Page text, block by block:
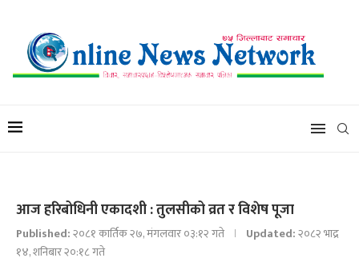
आज हरिबोधिनी एकादशी : तुलसीको व्रत र विशेष पूजा
Published:२०८१ कार्तिक २७, मंगलवार ०३:१२ गते Updated:२०८२ भाद्र
१४, शनिबार २०:१८ गते